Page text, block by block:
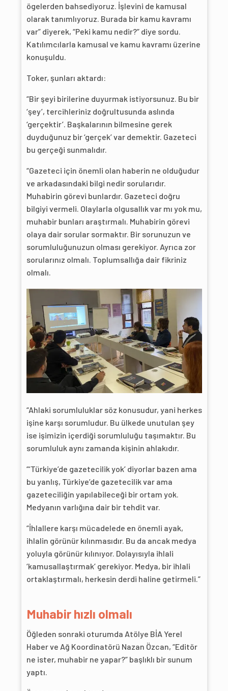
ögelerden bahsediyoruz. İşlevini de kamusal
olarak tanımlıyoruz. Burada bir kamu kavramı
var” diyerek, “Peki kamu nedir?” diye sordu.
Katılımcılarla kamusal ve kamu kavramı üzerine
konuşuldu.
Toker, şunları aktardı:
“Bir şeyi birilerine duyurmak istiyorsunuz. Bu bir
‘şey’, tercihleriniz doğrultusunda aslında
‘gerçektir’. Başkalarının bilmesine gerek
duyduğunuz bir ‘gerçek’ var demektir. Gazeteci
bu gerçeği sunmalıdır.
“Gazeteci için önemli olan haberin ne olduğudur
ve arkadasındaki bilgi nedir sorularıdır.
Muhabirin görevi bunlardır. Gazeteci doğru
bilgiyi vermeli. Olaylarla olgusallık var mı yok mu,
muhabir bunları araştırmalı. Muhabirin görevi
olaya dair sorular sormaktır. Bir sorunuzun ve
sorumluluğunuzun olması gerekiyor. Ayrıca zor
sorularınız olmalı. Toplumsallığa dair fikriniz
olmalı.
“Ahlaki sorumluluklar söz konusudur, yani herkes
işine karşı sorumludur. Bu ülkede unutulan şey
ise işimizin içerdiği sorumluluğu taşımaktır. Bu
sorumluluk aynı zamanda kişinin ahlakıdır.
“‘Türkiye’de gazetecilik yok’ diyorlar bazen ama
bu yanlış, Türkiye’de gazetecilik var ama
gazeteciliğin yapılabileceği bir ortam yok.
Medyanın varlığına dair bir tehdit var.
“İhlallere karşı mücadelede en önemli ayak,
ihlalin görünür kılınmasıdır. Bu da ancak medya
yoluyla görünür kılınıyor. Dolayısıyla ihlali
‘kamusallaştırmak’ gerekiyor. Medya, bir ihlali
ortaklaştırmalı, herkesin derdi haline getirmeli.”
Muhabir hızlı olmalı
Öğleden sonraki oturumda Atölye BİA Yerel
Haber ve Ağ Koordinatörü Nazan Özcan, “Editör
ne ister, muhabir ne yapar?” başlıklı bir sunum
yaptı.